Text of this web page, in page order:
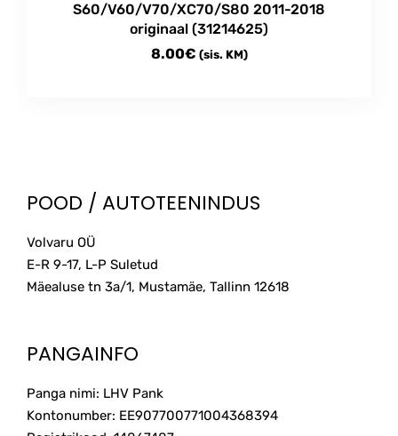
S60/V60/V70/XC70/S80 2011-2018
originaal (31214625)
8.00€ (sis. KM)
POOD / AUTOTEENINDUS
Volvaru OÜ
E-R 9-17, L-P Suletud
Mäealuse tn 3a/1, Mustamäe, Tallinn 12618
PANGAINFO
Panga nimi: LHV Pank
Kontonumber: EE907700771004368394